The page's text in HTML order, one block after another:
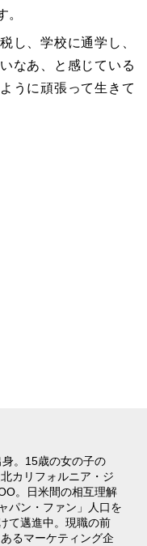
。
し、学校に通学し、
なあ、と感じている
うに頑張って生きて
。15歳の女の子の
カリフォルニア・ジ
。日米間の相互理解
パン・ファン」人口を
て邁進中。現職の前
るマーケティング企